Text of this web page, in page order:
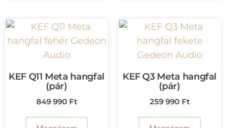
KEF Q11 Meta hangfal
(pár)
849 990 Ft
KEF Q3 Meta hangfal
(pár)
259 990 Ft